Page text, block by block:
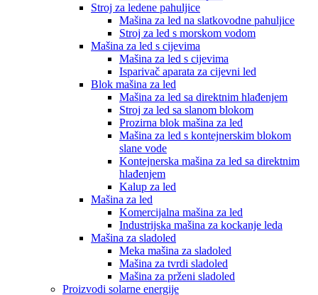
Stroj za ledene pahuljice
Mašina za led na slatkovodne pahuljice
Stroj za led s morskom vodom
Mašina za led s cijevima
Mašina za led s cijevima
Isparivač aparata za cijevni led
Blok mašina za led
Mašina za led sa direktnim hlađenjem
Stroj za led sa slanom blokom
Prozirna blok mašina za led
Mašina za led s kontejnerskim blokom
slane vode
Kontejnerska mašina za led sa direktnim
hlađenjem
Kalup za led
Mašina za led
Komercijalna mašina za led
Industrijska mašina za kockanje leda
Mašina za sladoled
Meka mašina za sladoled
Mašina za tvrdi sladoled
Mašina za prženi sladoled
Proizvodi solarne energije